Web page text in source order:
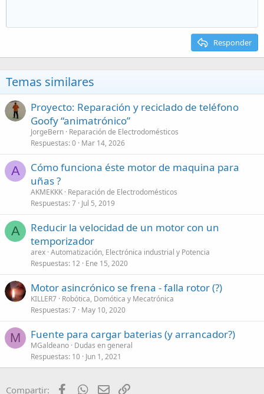
Responder
Temas similares
Proyecto: Reparación y reciclado de teléfono
Goofy “animatrónico”
JorgeBern Reparación de Electrodomésticos
Respuestas 0 Mar 14, 2026
A
Cómo funciona éste motor de maquina para
uñas ?
AKMEKKK Reparación de Electrodomésticos
Respuestas 7 Jul 5, 2019
A
Reducir la velocidad de un motor con un
temporizador
arex Automatización, Electrónica industrial y Potencia
Respuestas 12 Ene 15, 2020
Motor asincrónico se frena - falla rotor (?)
KILLER7 Robótica, Domótica y Mecatrónica
Respuestas 7 May 10, 2020
M Fuente para cargar baterias (y arrancador?)
MGaldeano Dudas en general
Respuestas 10 Jun 1, 2021
Compartir: FacebookWhatsApp
Email